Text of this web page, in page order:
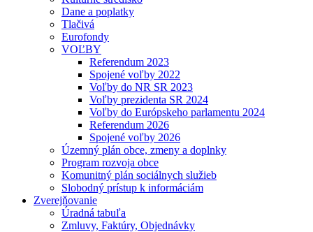
Dane a poplatky
Tlačivá
Eurofondy
VOĽBY
Referendum 2023
Spojené voľby 2022
Voľby do NR SR 2023
Voľby prezidenta SR 2024
Voľby do Európskeho parlamentu 2024
Referendum 2026
Spojené voľby 2026
Územný plán obce, zmeny a doplnky
Program rozvoja obce
Komunitný plán sociálnych služieb
Slobodný prístup k informáciám
Zverejňovanie
Úradná tabuľa
Zmluvy, Faktúry, Objednávky